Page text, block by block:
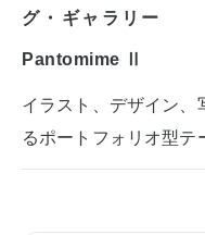
グ・ギャラリー
Pantomime Ⅱ
イラスト、デザイン
るポートフォリオ型テ